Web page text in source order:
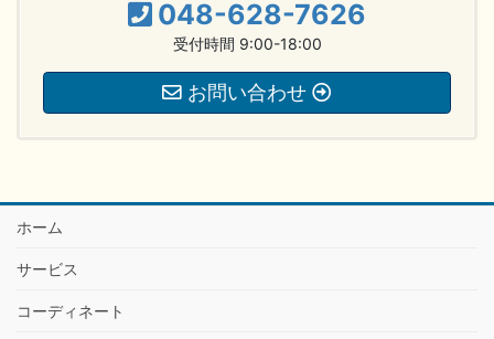
048-628-7626
受付時間 9:00-18:00
お問い合わせ
ホーム
サービス
コーディネート